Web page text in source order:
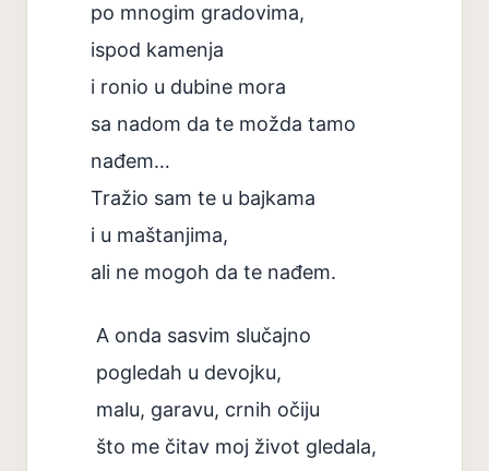
po mnogim gradovima,
ispod kamenja
i ronio u dubine mora
sa nadom da te možda tamo
nađem…
Tražio sam te u bajkama
i u maštanjima,
ali ne mogoh da te nađem.
A onda sasvim slučajno
pogledah u devojku,
malu, garavu, crnih očiju
što me čitav moj život gledala,